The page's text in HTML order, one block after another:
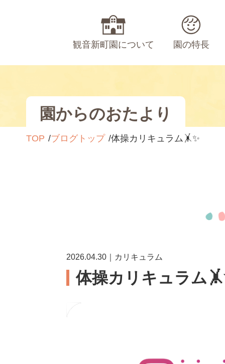
観音新町園について 園の特長
園からのおたより
TOP ブログトップ 体操カリキュラム🤸✨
2026.04.30｜カリキュラム
体操カリキュラム